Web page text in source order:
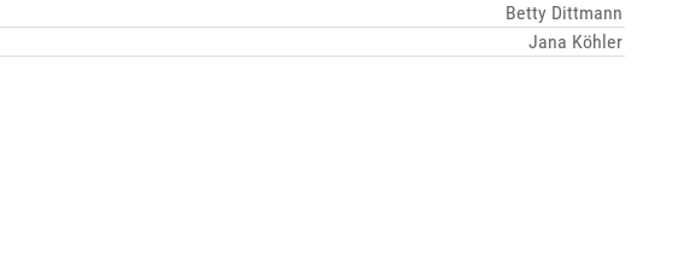
Betty Dittmann
Jana Köhler